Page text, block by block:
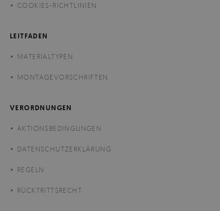
COOKIES-RICHTLINIEN
LEITFADEN
MATERIALTYPEN
MONTAGEVORSCHRIFTEN
VERORDNUNGEN
AKTIONSBEDINGUNGEN
DATENSCHUTZERKLÄRUNG
REGELN
RÜCKTRITTSRECHT